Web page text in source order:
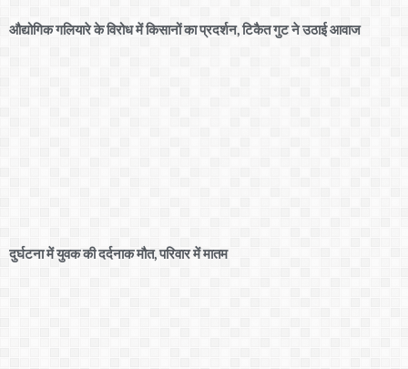
औद्योगिक गलियारे के विरोध में किसानों का प्रदर्शन, टिकैत गुट ने उठाई आवाज
दुर्घटना में युवक की दर्दनाक मौत, परिवार में मातम